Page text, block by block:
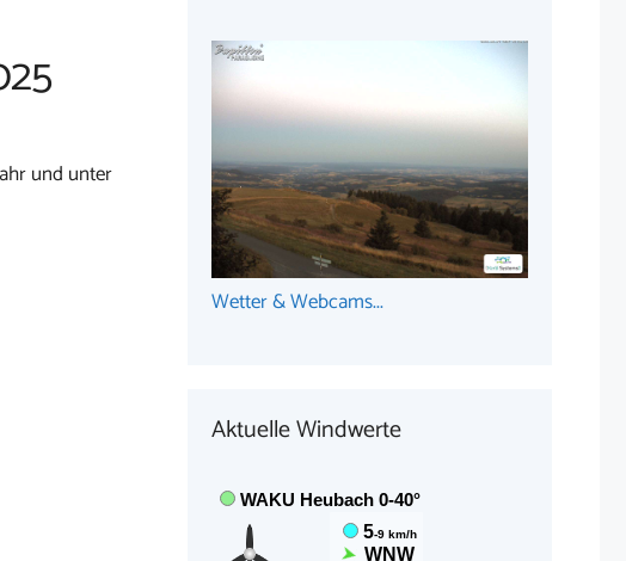
und unter
Wetter & Webcams...
Aktuelle Windwerte